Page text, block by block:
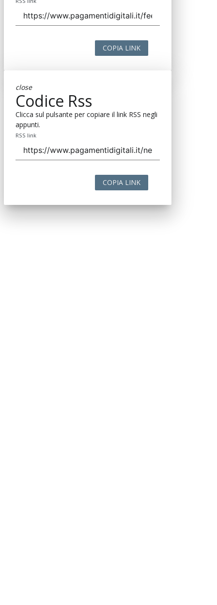
COPIA LINK
close
Codice Rss
Clicca sul pulsante per copiare il link RSS negli
appunti.
RSS link
COPIA LINK